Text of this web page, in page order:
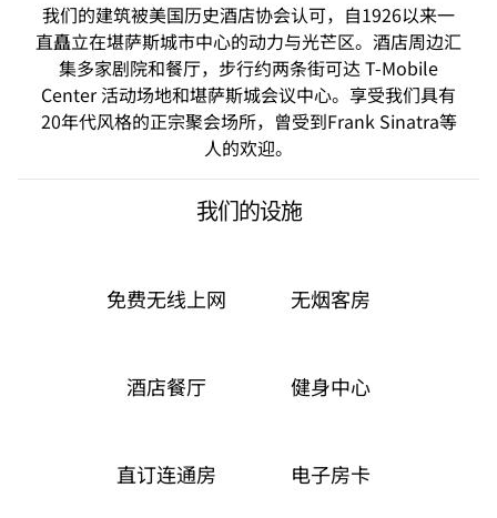
我们的建筑被美国历史酒店协会认可，自1926以来一
直矗立在堪萨斯城市中心的动力与光芒区。酒店周边汇
集多家剧院和餐厅，步行约两条街可达 T-Mobile
Center 活动场地和堪萨斯城会议中心。享受我们具有
20年代风格的正宗聚会场所，曾受到Frank Sinatra等
人的欢迎。
我们的设施
免费无线上网 无烟客房
酒店餐厅 健身中心
直订连通房 电子房卡